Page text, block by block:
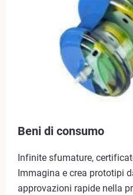
Beni di consumo
Infinite sfumature,
Immagina e crea prototipi
approvazioni rapide nella